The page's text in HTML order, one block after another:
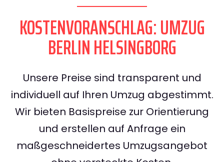
KOSTENVORANSCHLAG: UMZUG
BERLIN HELSINGBORG
Unsere Preise sind transparent und
individuell auf Ihren Umzug abgestimmt.
Wir bieten Basispreise zur Orientierung
und erstellen auf Anfrage ein
maßgeschneidertes Umzugsangebot